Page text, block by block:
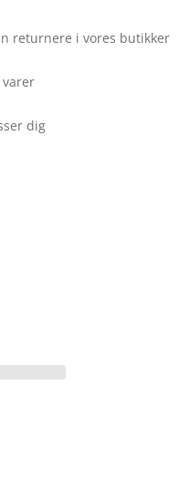
returnere i vores butikker
dig